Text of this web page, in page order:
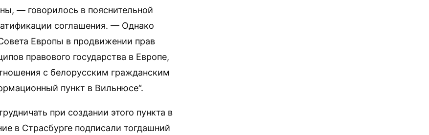
— говорилось в пояснительной
соглашения. — Однако
Европы в продвижении прав
правового государства в Европе,
с белорусским гражданским
пункт в Вильнюсе“.
при создании этого пункта в
в Страсбурге подписали тогдашний